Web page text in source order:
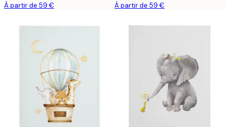
À partir de 59 € À partir de 59 €